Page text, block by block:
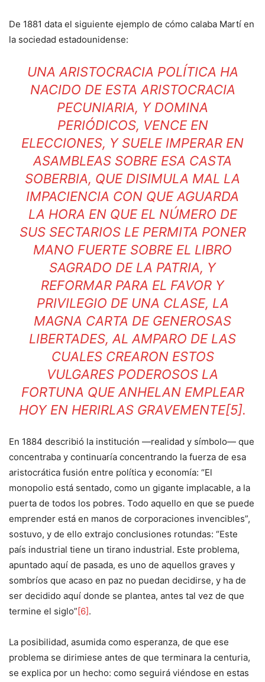
De 1881 data el siguiente ejemplo de cómo calaba Martí en
la sociedad estadounidense:
UNA ARISTOCRACIA POLÍTICA HA
NACIDO DE ESTA ARISTOCRACIA
PECUNIARIA, Y DOMINA
PERIÓDICOS, VENCE EN
ELECCIONES, Y SUELE IMPERAR EN
ASAMBLEAS SOBRE ESA CASTA
SOBERBIA, QUE DISIMULA MAL LA
IMPACIENCIA CON QUE AGUARDA
LA HORA EN QUE EL NÚMERO DE
SUS SECTARIOS LE PERMITA PONER
MANO FUERTE SOBRE EL LIBRO
SAGRADO DE LA PATRIA, Y
REFORMAR PARA EL FAVOR Y
PRIVILEGIO DE UNA CLASE, LA
MAGNA CARTA DE GENEROSAS
LIBERTADES, AL AMPARO DE LAS
CUALES CREARON ESTOS
VULGARES PODEROSOS LA
FORTUNA QUE ANHELAN EMPLEAR
HOY EN HERIRLAS GRAVEMENTE[5].
En 1884 describió la institución —realidad y símbolo— que
concentraba y continuaría concentrando la fuerza de esa
aristocrática fusión entre política y economía: “El
monopolio está sentado, como un gigante implacable, a la
puerta de todos los pobres. Todo aquello en que se puede
emprender está en manos de corporaciones invencibles”,
sostuvo, y de ello extrajo conclusiones rotundas: “Este
país industrial tiene un tirano industrial. Este problema,
apuntado aquí de pasada, es uno de aquellos graves y
sombríos que acaso en paz no puedan decidirse, y ha de
ser decidido aquí donde se plantea, antes tal vez de que
termine el siglo” [6].
La posibilidad, asumida como esperanza, de que ese
problema se dirimiese antes de que terminara la centuria,
se explica por un hecho: como seguirá viéndose en estas